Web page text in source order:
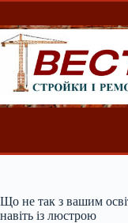
Перейти
вмісту
Що не так з вашим
навіть із люстрою